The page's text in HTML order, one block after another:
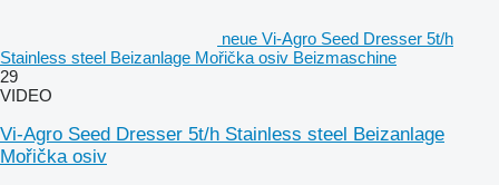
neue Vi-Agro Seed Dresser 5t/h
Stainless steel Beizanlage Mořička osiv Beizmaschine
29
VIDEO
Vi-Agro Seed Dresser 5t/h Stainless steel Beizanlage
Mořička osiv